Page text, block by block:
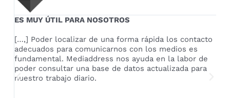
ES MUY ÚTIL PARA NOSOTROS
[…,] Poder localizar de una forma rápida los contacto
adecuados para comunicarnos con los medios es
fundamental. Mediaddress nos ayuda en la labor de
poder consultar una base de datos actualizada para
nuestro trabajo diario.